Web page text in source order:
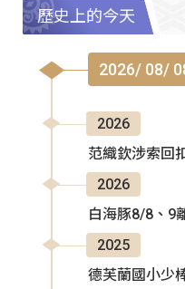
歷史上的今天
2026/ 08/
2026
范織欽涉索回
2026
白海豚8/8、9
2025
德芙蘭國小少